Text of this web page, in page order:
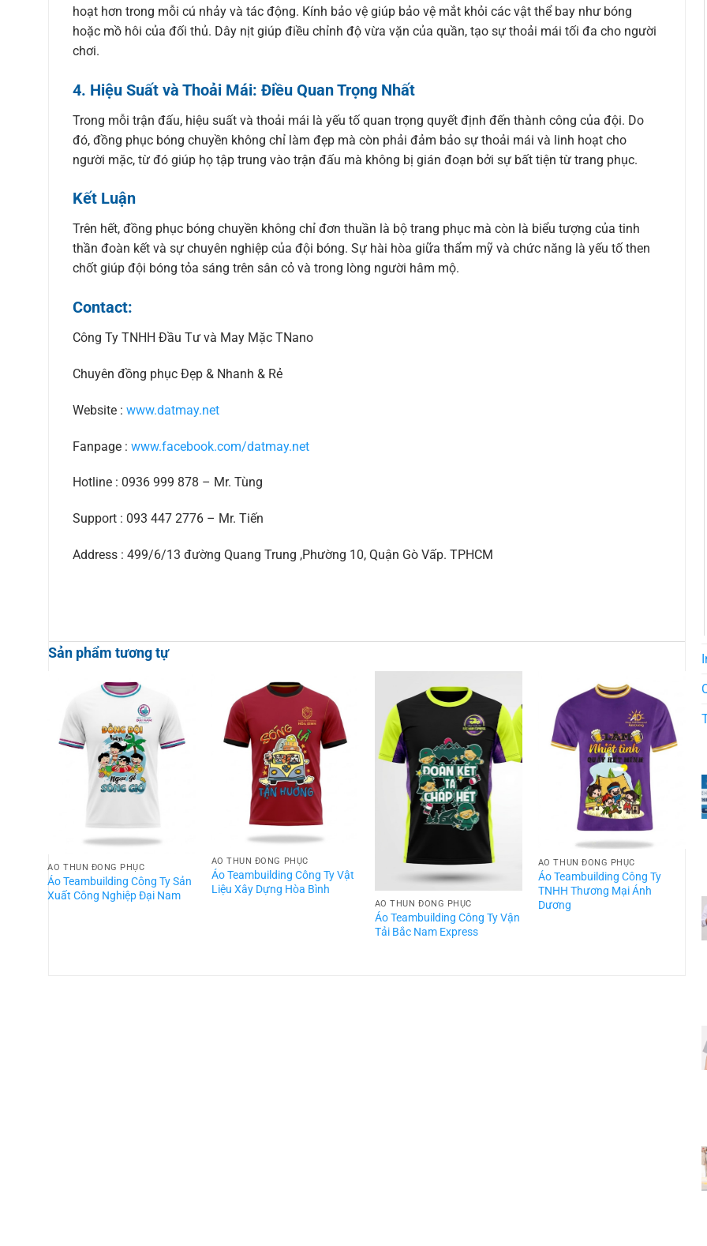
hoạt hơn trong mỗi cú nhảy và tác động. Kính bảo vệ giúp bảo vệ mắt khỏi các vật thể bay như bóng
hoặc mồ hôi của đối thủ. Dây nịt giúp điều chỉnh độ vừa vặn của quần, tạo sự thoải mái tối đa cho người
chơi.
4. Hiệu Suất và Thoải Mái: Điều Quan Trọng Nhất
Trong mỗi trận đấu, hiệu suất và thoải mái là yếu tố quan trọng quyết định đến thành công của đội. Do
đó, đồng phục bóng chuyền không chỉ làm đẹp mà còn phải đảm bảo sự thoải mái và linh hoạt cho
người mặc, từ đó giúp họ tập trung vào trận đấu mà không bị gián đoạn bởi sự bất tiện từ trang phục.
Kết Luận
Trên hết, đồng phục bóng chuyền không chỉ đơn thuần là bộ trang phục mà còn là biểu tượng của tinh
thần đoàn kết và sự chuyên nghiệp của đội bóng. Sự hài hòa giữa thẩm mỹ và chức năng là yếu tố then
chốt giúp đội bóng tỏa sáng trên sân cỏ và trong lòng người hâm mộ.
Contact:
Công Ty TNHH Đầu Tư và May Mặc TNano
Chuyên đồng phục Đẹp & Nhanh & Rẻ
Website : www.datmay.net
Fanpage : www.facebook.com/datmay.net
Hotline : 0936 999 878 – Mr. Tùng
Support : 093 447 2776 – Mr. Tiến
Address : 499/6/13 đường Quang Trung ,Phường 10, Quận Gò Vấp. TPHCM
Sản phẩm tương tự
ÁO THUN ĐỒNG PHỤC
Áo Teambuilding Công Ty Sản
Xuất Công Nghiệp Đại Nam
ÁO THUN ĐỒNG PHỤC
Áo Teambuilding Công Ty Vật
Liệu Xây Dựng Hòa Bình
ÁO THUN ĐỒNG PHỤC
Áo Teambuilding Công Ty Vận
Tải Bắc Nam Express
ÁO THUN ĐỒNG PHỤC
Áo Teambuilding Công Ty
TNHH Thương Mại Ánh
Dương